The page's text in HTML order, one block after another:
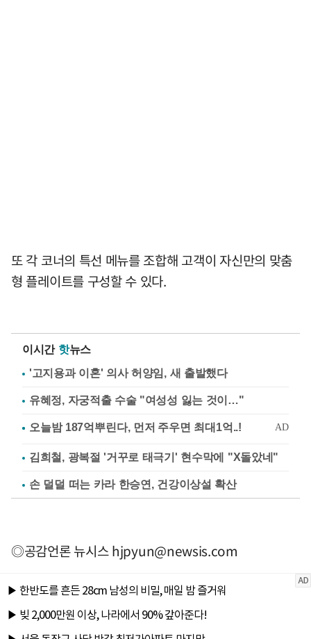
또 각 코너의 특선 메뉴를 조합해 고객이 자신만의 맞춤
형 플레이트를 구성할 수 있다.
이시간 핫뉴스
'고지용과 이혼' 의사 허양임, 새 출발했다
유혜정, 자궁적출 수술 "여성성 잃는 것이…"
김희철, 광복절 '거꾸로 태극기' 현수막에 "X돌았네"
손 덜덜 떠는 카라 한승연, 건강이상설 확산
◎공감언론 뉴시스hjpyun@newsis.com